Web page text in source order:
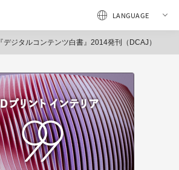
『デジタルコンテンツ白書』2014発刊（DCAJ）